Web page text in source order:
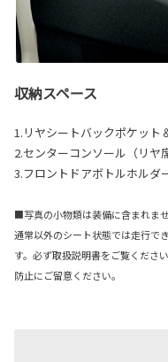
収納スペース
1.リヤシートバックポケット
2.センターコンソール（リヤ
3.フロントドアボトルホルダ
■写真の小物類は装備に含まれま
通常以外のシート状態では走行で
す。必ず取扱説明書をご覧くださ
防止にご留意ください。